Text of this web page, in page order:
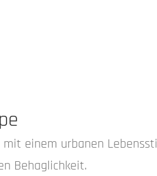
einem urbanen
Behaglichkeit.